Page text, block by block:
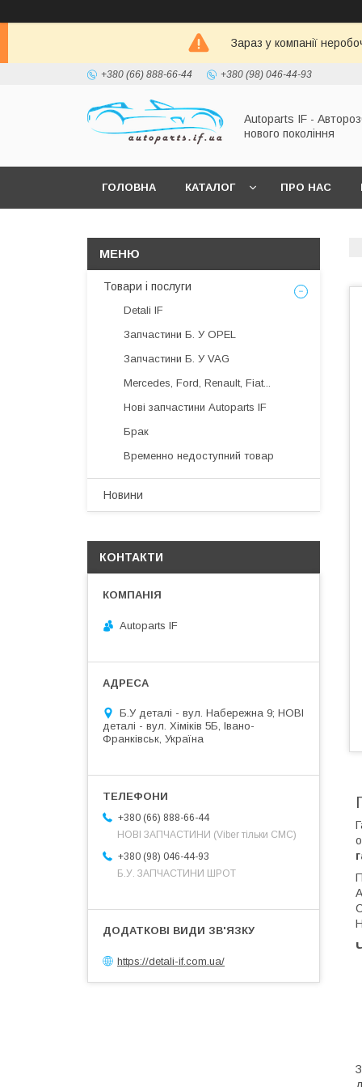
Зараз у компанії
+380 (66) 888-66-44 +380 (98) 046-44-93
Autoparts IF -
нового покоління
ГОЛОВНА КАТАЛОГ ПРО НАС
Товари і послуги
Detali IF
Запчастини Б. У OPEL
Запчастини Б. У VAG
Mercedes, Ford, Renault, Fiat...
Нові запчастини Autoparts IF
Брак
Временно недоступний товар
Новини
КОНТАКТИ
Autoparts IF
Б.У деталі - вул. Набережна 9; НОВІ
деталі - вул. Хіміків 5Б, Івано-
Франківськ, Україна
+380 (66) 888-66-44
НОВІ ЗАПЧАСТИНИ (Viber тільки СМС)
+380 (98) 046-44-93
Б.У. ЗАПЧАСТИНИ ШРОТ
https://detali-if.com.ua/